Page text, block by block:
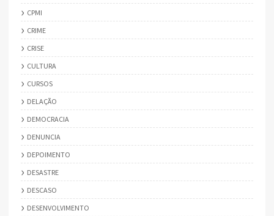
CPMI
CRIME
CRISE
CULTURA
CURSOS
DELAÇÃO
DEMOCRACIA
DENUNCIA
DEPOIMENTO
DESASTRE
DESCASO
DESENVOLVIMENTO